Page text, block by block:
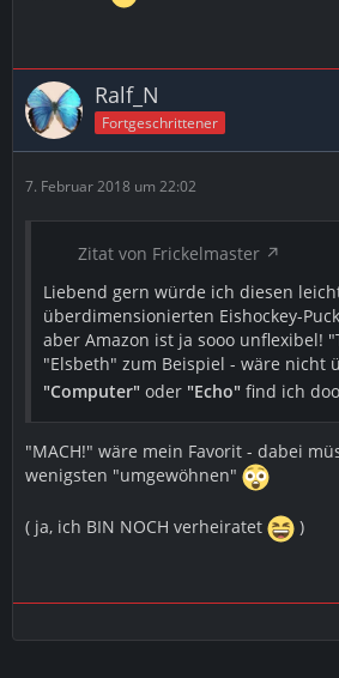
Ralf_N
Fortgeschrittener
7. Februar 2018 um 22:02
Zitat von Frickelmaster
Liebend gern würde ich diesen
überdimensionierten Eishockey-
aber Amazon ist ja sooo unflexibel!
"Elsbeth" zum Beispiel - wäre nicht
"Computer" oder "Echo" find ich
"MACH!" wäre mein Favorit - dabei
wenigsten "umgewöhnen"
( ja, ich BIN NOCH verheiratet )